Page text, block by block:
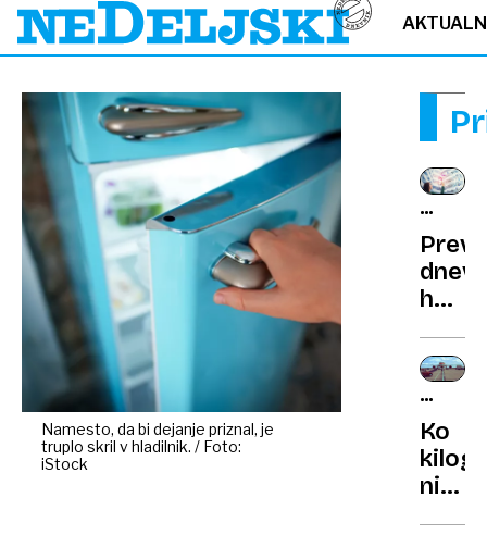
Namesto, da bi dejanje priznal, je
truplo skril v hladilnik. / Foto:
iStock
KAJ
NAS
ČAKA?
in
na
ENOTE
Ko
ni